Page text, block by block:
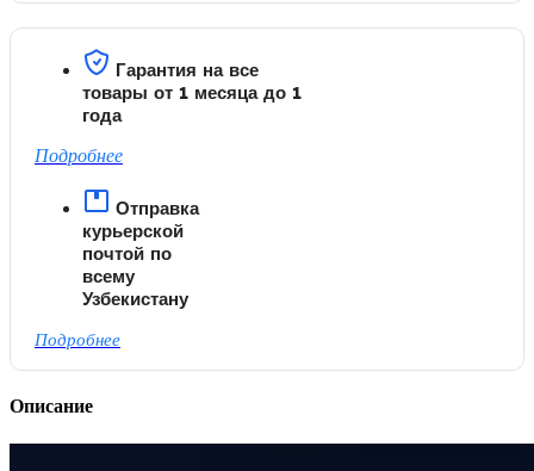
Гарантия на все
товары от 1 месяца до 1
года
Подробнее
Отправка
курьерской
почтой по
всему
Узбекистану
Подробнее
Описание